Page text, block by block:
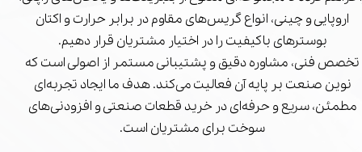
اروپایی و چینی، انواع گریس‌های مقاوم در برابر حرارت و اکتان
بوسترهای باکیفیت را در اختیار مشتریان قرار دهیم.
تخصص فنی، مشاوره دقیق و پشتیبانی مستمر از اصولی است که
نوین صنعت بر پایه آن فعالیت می‌کند. هدف ما ایجاد تجربه‌ای
مطمئن، سریع و حرفه‌ای در خرید قطعات صنعتی و افزودنی‌های
سوخت برای مشتریان است.